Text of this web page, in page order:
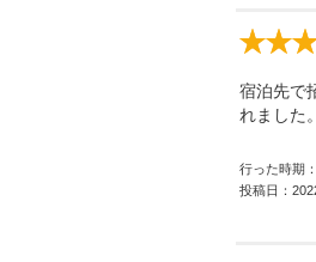
宿泊先で
れました。
行った時期
投稿日：